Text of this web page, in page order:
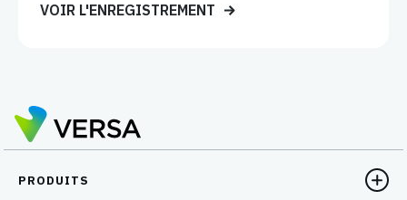
VOIR L'ENREGISTREMENT
PRODUITS